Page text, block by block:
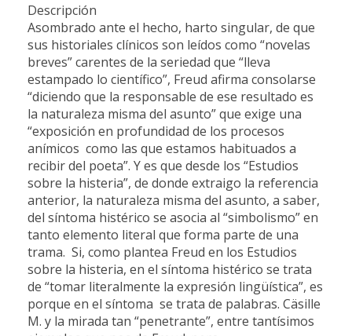
Descripción
Asombrado ante el hecho, harto singular, de que
sus historiales clínicos son leídos como “novelas
breves” carentes de la seriedad que “lleva
estampado lo científico”, Freud afirma consolarse
“diciendo que la responsable de ese resultado es
la naturaleza misma del asunto” que exige una
“exposición en profundidad de los procesos
anímicos como las que estamos habituados a
recibir del poeta”. Y es que desde los “Estudios
sobre la histeria”, de donde extraigo la referencia
anterior, la naturaleza misma del asunto, a saber,
del síntoma histérico se asocia al “simbolismo” en
tanto elemento literal que forma parte de una
trama. Si, como plantea Freud en los Estudios
sobre la histeria, en el síntoma histérico se trata
de “tomar literalmente la expresión lingüística”, es
porque en el síntoma se trata de palabras. Cäsille
M. y la mirada tan “penetrante”, entre tantísimos